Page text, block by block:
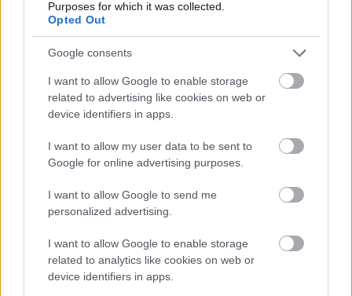
Purposes for which it was collected.
Opted Out
Google consents
I want to allow Google to enable storage
related to advertising like cookies on web or
device identifiers in apps.
I want to allow my user data to be sent to
Google for online advertising purposes.
I want to allow Google to send me
personalized advertising.
I want to allow Google to enable storage
related to analytics like cookies on web or
device identifiers in apps.
του ΣΥΡΙΖΑ
οδικά έργα και τα εκτιμώμενα
Δυτ. Αττική: Το χρονοδιάγραμμα
αποκατάστασης μετά τη φωτιά - Στόχος η
έναρξη των έργων πριν τις 15/9